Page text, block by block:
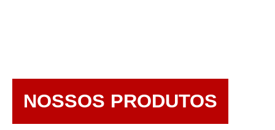
NOSSOS PRODUTOS